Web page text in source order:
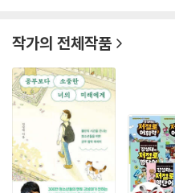
대한민국 나눔봉사 대상, 한국 소
위원회 표창, 브랜드 대상, 마케팅
그가 운영하는 공신닷컴은 제1회 ‘
창’을 받았다. 지은 책으로는 『강성
원편』 『강성태 영문법 필수편』 『
공부법』 『미쳐야 공부다』 등이 있다.
『공부보다 소중한 너의 미래에게
작가의 전체작품